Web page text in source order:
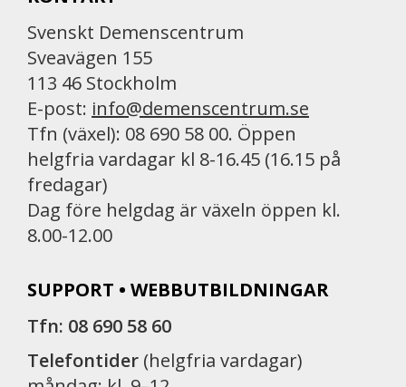
Svenskt Demenscentrum
Sveavägen 155
113 46 Stockholm
E-post: info@demenscentrum.se
Tfn (växel): 08 690 58 00. Öppen
helgfria vardagar kl 8-16.45 (16.15 på
fredagar)
Dag före helgdag är växeln öppen kl.
8.00-12.00
SUPPORT • WEBBUTBILDNINGAR
Tfn: 08 690 58 60
Telefontider (helgfria vardagar)